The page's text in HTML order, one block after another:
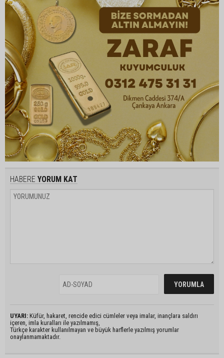
HABERE YORUM KAT
UYARI: Küfür, hakaret, rencide edici cümleler veya imalar, inançlara saldırı
içeren, imla kuralları ile yazılmamış,
Türkçe karakter kullanılmayan ve büyük harflerle yazılmış yorumlar
onaylanmamaktadır.